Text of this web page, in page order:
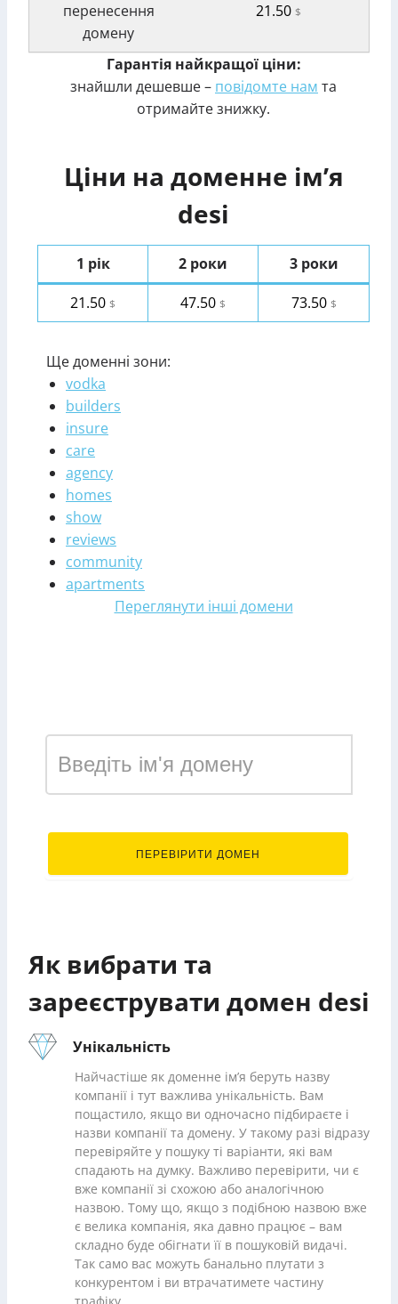
перенесення
домену
21.50 $
Гарантія найкращої ціни:
знайшли дешевше – повідомте нам та
отримайте знижку.
Ціни на доменне ім’я
desi
1 рік 2 роки
3 роки
21.50 $ 47.50 $ 73.50 $
Ще доменні зони:
vodka
builders
insure
care
agency
homes
show
reviews
community
apartments
Переглянути інші домени
ПЕРЕВІРИТИ ДОМЕН
Як вибрати та
зареєструвати домен desi
Унікальність
Найчастіше як доменне ім’я беруть назву
компанії і тут важлива унікальність. Вам
пощастило, якщо ви одночасно підбираєте і
назви компанії та домену. У такому разі відразу
перевіряйте у пошуку ті варіанти, які вам
спадають на думку. Важливо перевірити, чи є
вже компанії зі схожою або аналогічною
назвою. Тому що, якщо з подібною назвою вже
є велика компанія, яка давно працює – вам
складно буде обігнати її в пошуковій видачі.
Так само вас можуть банально плутати з
конкурентом і ви втрачатимете частину